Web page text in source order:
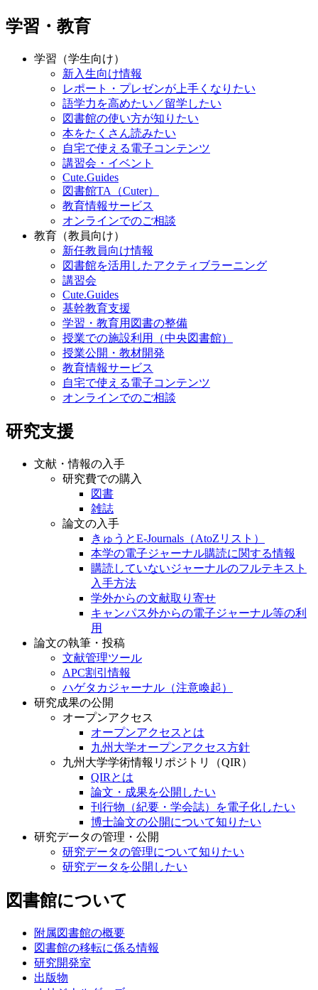
学習・教育
学習（学生向け）
新入生向け情報
レポート・プレゼンが上手くなりたい
語学力を高めたい／留学したい
図書館の使い方が知りたい
本をたくさん読みたい
自宅で使える電子コンテンツ
講習会・イベント
Cute.Guides
図書館TA（Cuter）
教育情報サービス
オンラインでのご相談
教育（教員向け）
新任教員向け情報
図書館を活用したアクティブラーニング
講習会
Cute.Guides
基幹教育支援
学習・教育用図書の整備
授業での施設利用（中央図書館）
授業公開・教材開発
教育情報サービス
自宅で使える電子コンテンツ
オンラインでのご相談
研究支援
文献・情報の入手
研究費での購入
図書
雑誌
論文の入手
きゅうとE-Journals（AtoZリスト）
本学の電子ジャーナル購読に関する情報
購読していないジャーナルのフルテキスト
入手方法
学外からの文献取り寄せ
キャンパス外からの電子ジャーナル等の利
用
論文の執筆・投稿
文献管理ツール
APC割引情報
ハゲタカジャーナル（注意喚起）
研究成果の公開
オープンアクセス
オープンアクセスとは
九州大学オープンアクセス方針
九州大学学術情報リポジトリ（QIR）
QIRとは
論文・成果を公開したい
刊行物（紀要・学会誌）を電子化したい
博士論文の公開について知りたい
研究データの管理・公開
研究データの管理について知りたい
研究データを公開したい
図書館について
附属図書館の概要
図書館の移転に係る情報
研究開発室
出版物